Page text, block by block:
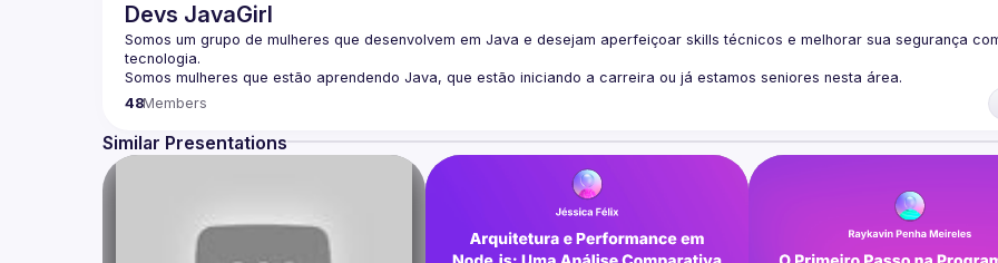
Devs JavaGirl
Somos um grupo de mulheres que desenvolvem em Java e desejam aperfeiçoar skills técnicos e melhorar sua segurança
tecnologia.
Somos mulheres que estão aprendendo Java, que estão iniciando a carreira ou já estamos seniores nesta área.
Sabemos que podemos aprender e ensinar e que juntas somos mais fortes!
NOS SIGA EM NOSSAS REDES SOCIAIS:
🐤Twitter: @devsjavagirl
48Members
Similar Presentations